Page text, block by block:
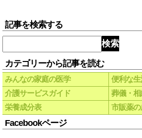
記事を検索する
検索
カテゴリーから記事を読む
みんなの家庭の医学
便利な
介護サービスガイド
葬儀・相
栄養成分表
市販薬
Facebookページ